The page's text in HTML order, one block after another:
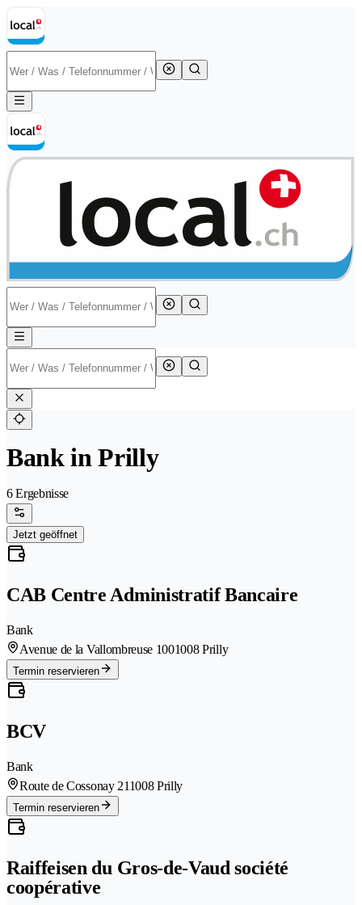
Bank in Prilly
6 Ergebnisse
Jetzt geöffnet
CAB Centre Administratif Bancaire
Bank
Avenue de la Vallombreuse 1001008 Prilly
Termin reservieren
BCV
Bank
Route de Cossonay 211008 Prilly
Termin reservieren
Raiffeisen du Gros-de-Vaud société
coopérative